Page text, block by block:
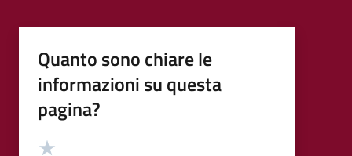
Quanto sono chiare le
informazioni su questa
pagina?
Valutazione